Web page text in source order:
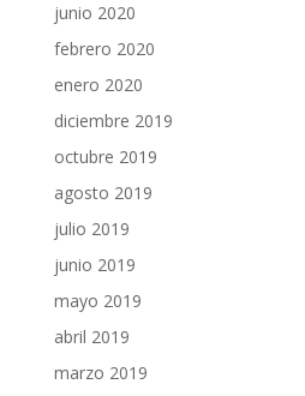
junio 2020
febrero 2020
enero 2020
diciembre 2019
octubre 2019
agosto 2019
julio 2019
junio 2019
mayo 2019
abril 2019
marzo 2019